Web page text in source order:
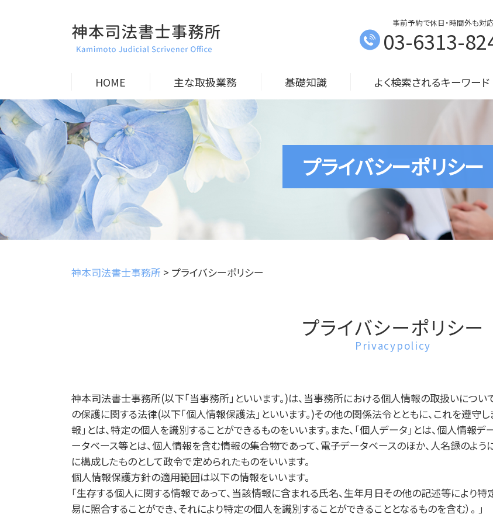
プライバシーポリシー
事前予約で休日・時間外も対
03-6313-
HOME 主な取扱業務 基礎知識 よく検索されるキーワード
神本司法書士事務所 > プライバシーポリシー
プライバシーポリシー
Privacypolicy
神本司法書士事務所(以下｢当事務所｣といいます。)は、当事務所における個人情報の取扱いについ
の保護に関する法律(以下｢個人情報保護法｣といいます。)その他の関係法令とともに、これを遵守
報｣とは、特定の個人を識別することができるものをいいます。また、｢個人データ｣とは、個人情報
ータベース等とは、個人情報を含む情報の集合物であって、電子データベースのほか、人名録のよ
に構成したものとして政令で定められたものをいいます。
個人情報保護方針の適用範囲は以下の情報をいいます。
｢生存する個人に関する情報であって、当該情報に含まれる氏名、生年月日その他の記述等により
易に照合することができ、それにより特定の個人を識別することができることとなるものを含む）。 ｣